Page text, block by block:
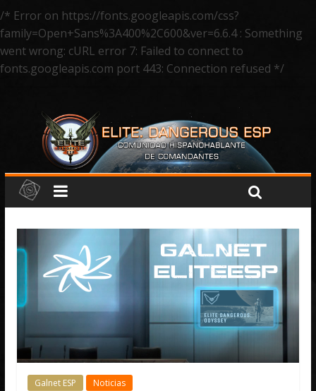
/* Error on https://fonts.googleapis.com/css?
family=Open+Sans%3A400%2C600&ver=6.6.4 : Something
went wrong: cURL error 7: Failed to connect to
fonts.googleapis.com port 443: Connection refused */
Galnet ESP Noticias